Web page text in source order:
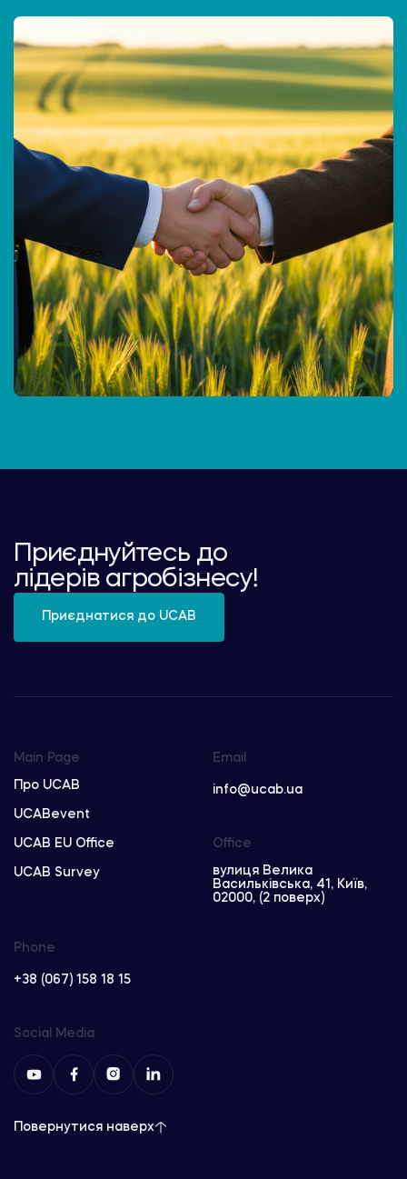
Приєднуйтесь до
лідерів агробізнесу!
Приєднатися до UCAB
Main Page
Про UCAB
UCABevent
UCAB EU Office
UCAB Survey
Email
info@ucab.ua
Phone
+38 (067) 158 18 15
Office
вулиця Велика
Васильківська, 41, Київ,
02000, (2 поверх)
Social Media
Повернутися наверх